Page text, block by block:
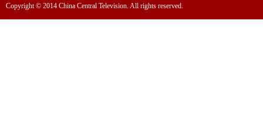
Copyright © 2014 China Central Television. All rights reserved.